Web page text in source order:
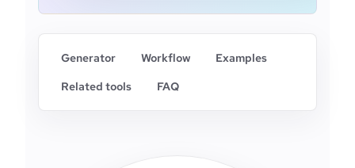
Generator Workflow
Examples
Related tools
FAQ